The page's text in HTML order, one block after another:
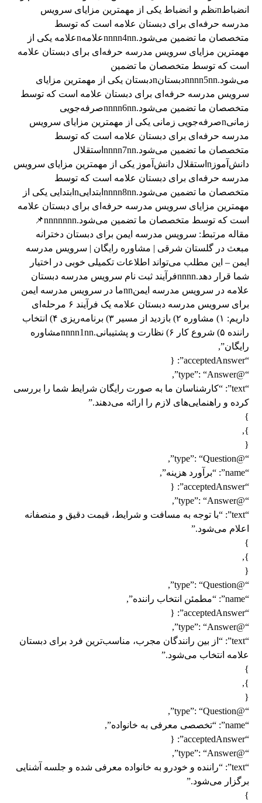
انضباطnنظم و انضباط یکی از مهمترین مزایای سرویس
مدرسه حرفه‌ای برای دبستان علامه است که توسط
متخصصان ما تضمین می‌شود.nnnn4nnعلامهnعلامه یکی از
مهمترین مزایای سرویس مدرسه حرفه‌ای برای دبستان علامه
است که توسط متخصصان ما تضمین
می‌شود.nnnn5nnدبستانnدبستان یکی از مهمترین مزایای
سرویس مدرسه حرفه‌ای برای دبستان علامه است که توسط
متخصصان ما تضمین می‌شود.nnnn6nnصرفه‌جویی
زمانیnصرفه‌جویی زمانی یکی از مهمترین مزایای سرویس
مدرسه حرفه‌ای برای دبستان علامه است که توسط
متخصصان ما تضمین می‌شود.nnnn7nnاستقلال
دانش‌آموزnاستقلال دانش‌آموز یکی از مهمترین مزایای سرویس
مدرسه حرفه‌ای برای دبستان علامه است که توسط
متخصصان ما تضمین می‌شود.nnnn8nnابتداییnابتدایی یکی از
مهمترین مزایای سرویس مدرسه حرفه‌ای برای دبستان علامه
است که توسط متخصصان ما تضمین می‌شود.nnnnnnn📌
مقاله مرتبط: سرویس مدرسه ایمن برای دبستان دخترانه
مبعث در گلستان شرقی | مشاوره رایگان | سرویس مدرسه
ایمن – این مطلب می‌تواند اطلاعات تکمیلی خوبی در اختیار
شما قرار دهد.nnnnفرآیند ثبت نام سرویس مدرسه دبستان
علامه در سرویس مدرسه ایمنnnما در سرویس مدرسه ایمن
برای سرویس مدرسه دبستان علامه یک فرآیند ۶ مرحله‌ای
داریم: ۱) مشاوره ۲) بازدید از مسیر ۳) برنامه‌ریزی ۴) انتخاب
راننده ۵) شروع کار ۶) نظارت و پشتیبانی.nnnn1nnمشاوره
رایگان”,
“acceptedAnswer”: {
“@type”: “Answer”,
“text”: “کارشناسان ما به صورت رایگان شرایط شما را بررسی
کرده و راهنمایی‌های لازم را ارائه می‌دهند.”
}
},
{
“@type”: “Question”,
“name”: “برآورد هزینه”,
“acceptedAnswer”: {
“@type”: “Answer”,
“text”: “با توجه به مسافت و شرایط، قیمت دقیق و منصفانه
اعلام می‌شود.”
}
},
{
“@type”: “Question”,
“name”: “مطمئن انتخاب راننده”,
“acceptedAnswer”: {
“@type”: “Answer”,
“text”: “از بین رانندگان مجرب، مناسب‌ترین فرد برای دبستان
علامه انتخاب می‌شود.”
}
},
{
“@type”: “Question”,
“name”: “تخصصی معرفی به خانواده”,
“acceptedAnswer”: {
“@type”: “Answer”,
“text”: “راننده و خودرو به خانواده معرفی شده و جلسه آشنایی
برگزار می‌شود.”
}